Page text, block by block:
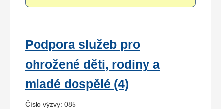
Podpora služeb pro
ohrožené děti, rodiny a
mladé dospělé (4)
Číslo výzvy: 085